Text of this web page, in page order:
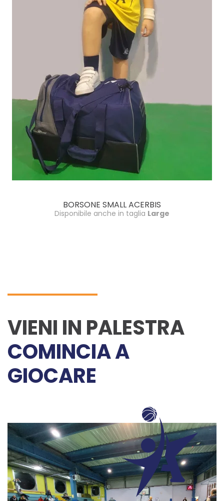
BORSONE SMALL ACERBIS
Disponibile anche in taglia Large
VIENI IN PALESTRA
COMINCIA A
GIOCARE